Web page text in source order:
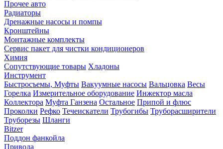
Прочее авто
Радиаторы
Дренажные насосы и помпы
Кронштейны
Монтажные комплекты
Сервис пакет для чистки кондиционеров
Химия
Сопутствующие товары Хладоны
Инструмент
Быстросъемы, Муфты Вакуумные насосы Вальцовка Весы
Горелка Измерительное оборудование Инжектор масла
Коллектора Муфта Ганзена Остальное Припой и флюс
Проколки Рефко Течеискатели Трубогибы Труборасширители
Труборезы Шланги
Bitzer
Поддон фанкойла
Привода